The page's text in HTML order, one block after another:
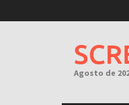
to
Agosto de